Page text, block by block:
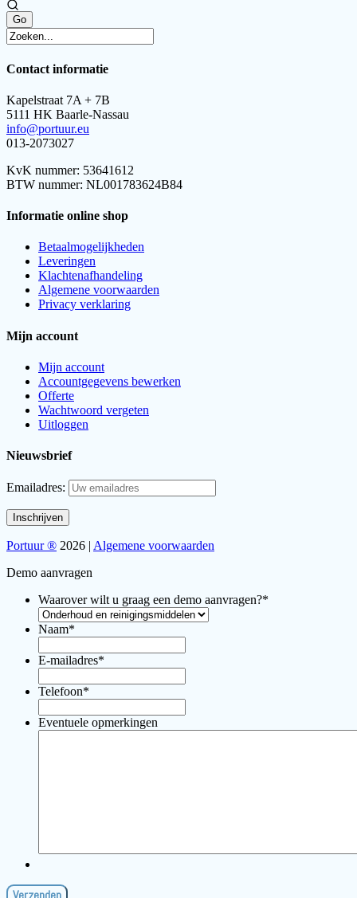
Contact informatie
Kapelstraat 7A + 7B
5111 HK Baarle-Nassau
info@portuur.eu
013-2073027
KvK nummer: 53641612
BTW nummer: NL001783624B84
Informatie online shop
Betaalmogelijkheden
Leveringen
Klachtenafhandeling
Algemene voorwaarden
Privacy verklaring
Mijn account
Mijn account
Accountgegevens bewerken
Offerte
Wachtwoord vergeten
Uitloggen
Nieuwsbrief
Emailadres:
Portuur ® 2026 | Algemene voorwaarden
Demo aanvragen
Waarover wilt u graag een demo aanvragen?*
Naam*
E-mailadres*
Telefoon*
Eventuele opmerkingen